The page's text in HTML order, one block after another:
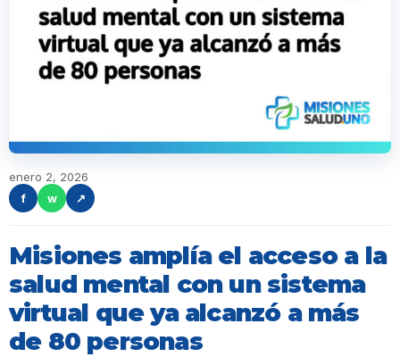
enero 2, 2026
f
w ↗
Misiones amplía el acceso a la
salud mental con un sistema
virtual que ya alcanzó a más
de 80 personas